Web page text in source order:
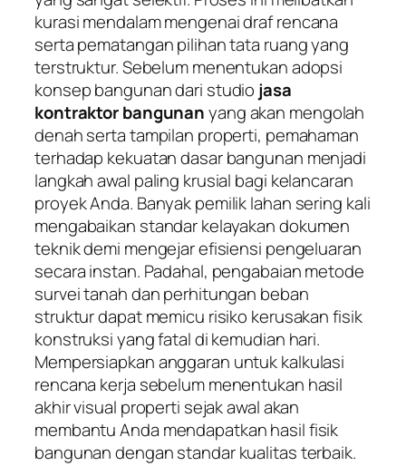
kurasi mendalam mengenai draf rencana
serta pematangan pilihan tata ruang yang
terstruktur. Sebelum menentukan adopsi
konsep bangunan dari studio jasa
kontraktor bangunanyang akan mengolah
denah serta tampilan properti, pemahaman
terhadap kekuatan dasar bangunan menjadi
langkah awal paling krusial bagi kelancaran
proyek Anda. Banyak pemilik lahan sering kali
mengabaikan standar kelayakan dokumen
teknik demi mengejar efisiensi pengeluaran
secara instan. Padahal, pengabaian metode
survei tanah dan perhitungan beban
struktur dapat memicu risiko kerusakan fisik
konstruksi yang fatal di kemudian hari.
Mempersiapkan anggaran untuk kalkulasi
rencana kerja sebelum menentukan hasil
akhir visual properti sejak awal akan
membantu Anda mendapatkan hasil fisik
bangunan dengan standar kualitas terbaik.